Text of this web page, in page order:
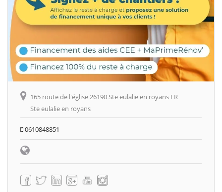
165 route de l'église 26190 Ste eulalie en royans FR
Ste eulalie en royans
0610848851